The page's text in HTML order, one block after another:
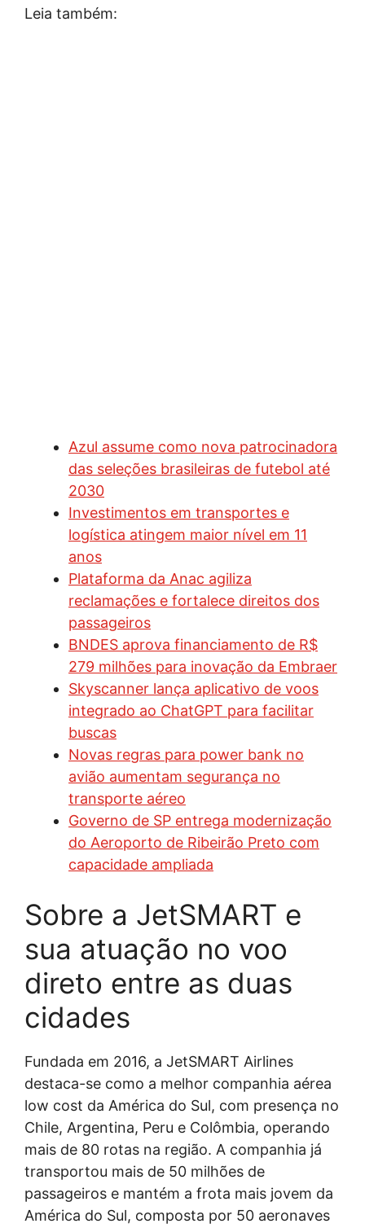
Leia também:
Azul assume como nova patrocinadora
das seleções brasileiras de futebol até
2030
Investimentos em transportes e
logística atingem maior nível em 11
anos
Plataforma da Anac agiliza
reclamações e fortalece direitos dos
passageiros
BNDES aprova financiamento de R$
279 milhões para inovação da Embraer
Skyscanner lança aplicativo de voos
integrado ao ChatGPT para facilitar
buscas
Novas regras para power bank no
avião aumentam segurança no
transporte aéreo
Governo de SP entrega modernização
do Aeroporto de Ribeirão Preto com
capacidade ampliada
Sobre a JetSMART e
sua atuação no voo
direto entre as duas
cidades
Fundada em 2016, a JetSMART Airlines
destaca-se como a melhor companhia aérea
low cost da América do Sul, com presença no
Chile, Argentina, Peru e Colômbia, operando
mais de 80 rotas na região. A companhia já
transportou mais de 50 milhões de
passageiros e mantém a frota mais jovem da
América do Sul, composta por 50 aeronaves